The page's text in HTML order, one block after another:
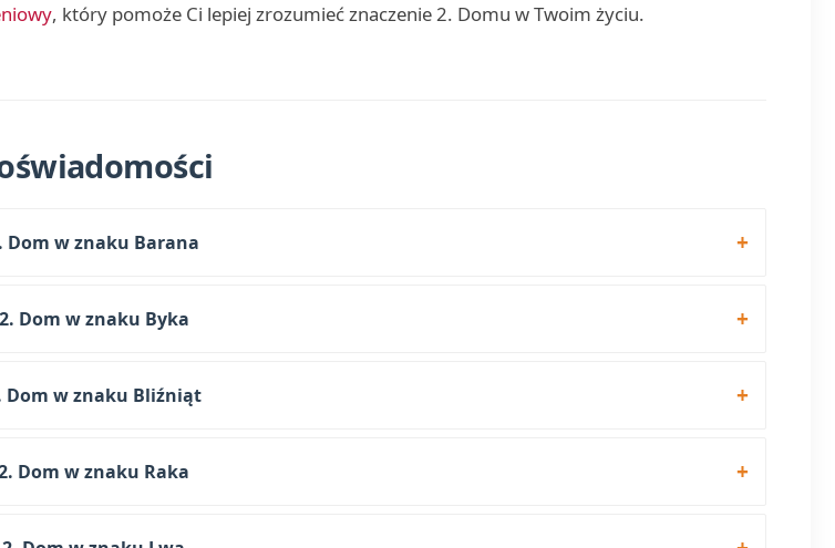
, który pomoże Ci lepiej zrozumieć znaczenie 2. Domu w Twoim życiu.
Dom w znaku Barana
2. Dom w znaku Byka
Dom w znaku Bliźniąt
Dom w znaku Raka